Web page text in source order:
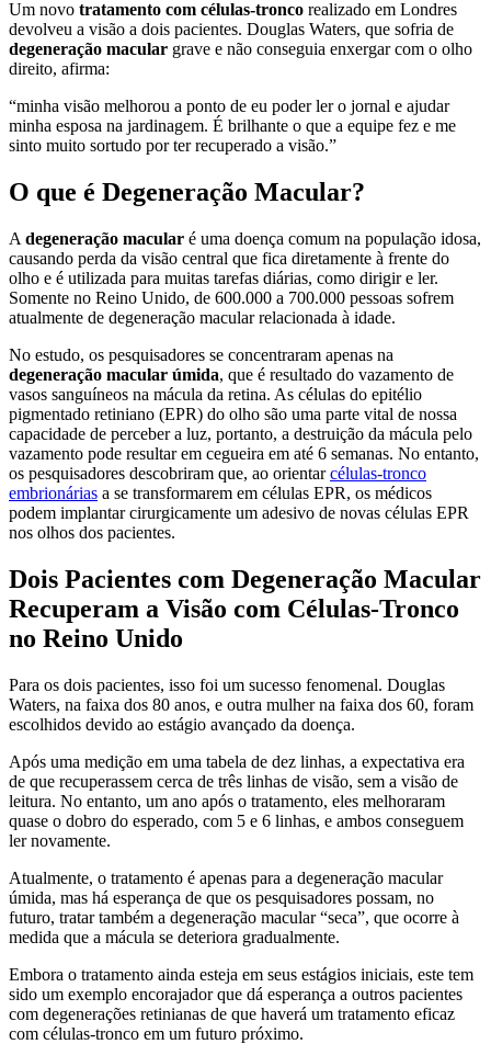
Um novo tratamento com células-tronco realizado em Londres
devolveu a visão a dois pacientes. Douglas Waters, que sofria de
degeneração macular grave e não conseguia enxergar com o olho
direito, afirma:
“minha visão melhorou a ponto de eu poder ler o jornal e ajudar
minha esposa na jardinagem. É brilhante o que a equipe fez e me
sinto muito sortudo por ter recuperado a visão.”
O que é Degeneração Macular?
A degeneração macular é uma doença comum na população idosa,
causando perda da visão central que fica diretamente à frente do
olho e é utilizada para muitas tarefas diárias, como dirigir e ler.
Somente no Reino Unido, de 600.000 a 700.000 pessoas sofrem
atualmente de degeneração macular relacionada à idade.
No estudo, os pesquisadores se concentraram apenas na
degeneração macular úmida, que é resultado do vazamento de
vasos sanguíneos na mácula da retina. As células do epitélio
pigmentado retiniano (EPR) do olho são uma parte vital de nossa
capacidade de perceber a luz, portanto, a destruição da mácula pelo
vazamento pode resultar em cegueira em até 6 semanas. No entanto,
os pesquisadores descobriram que, ao orientarcélulas-tronco
embrionárias a se transformarem em células EPR, os médicos
podem implantar cirurgicamente um adesivo de novas células EPR
nos olhos dos pacientes.
Dois Pacientes com Degeneração Macular
Recuperam a Visão com Células-Tronco
no Reino Unido
Para os dois pacientes, isso foi um sucesso fenomenal. Douglas
Waters, na faixa dos 80 anos, e outra mulher na faixa dos 60, foram
escolhidos devido ao estágio avançado da doença.
Após uma medição em uma tabela de dez linhas, a expectativa era
de que recuperassem cerca de três linhas de visão, sem a visão de
leitura. No entanto, um ano após o tratamento, eles melhoraram
quase o dobro do esperado, com 5 e 6 linhas, e ambos conseguem
ler novamente.
Atualmente, o tratamento é apenas para a degeneração macular
úmida, mas há esperança de que os pesquisadores possam, no
futuro, tratar também a degeneração macular “seca”, que ocorre à
medida que a mácula se deteriora gradualmente.
Embora o tratamento ainda esteja em seus estágios iniciais, este tem
sido um exemplo encorajador que dá esperança a outros pacientes
com degenerações retinianas de que haverá um tratamento eficaz
com células-tronco em um futuro próximo.